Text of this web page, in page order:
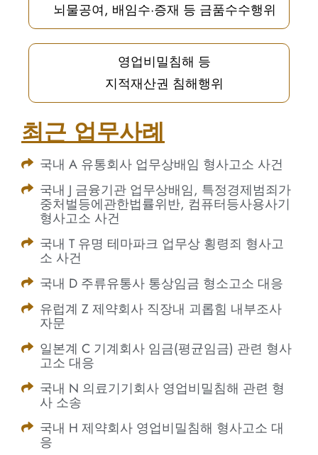
뇌물공여, 배임수·증재 등 금품수수행위
영업비밀침해 등
지적재산권 침해행위
최근 업무사례
국내 A 유통회사 업무상배임 형사고소 사건
국내 J 금융기관 업무상배임, 특정경제범죄가
중처벌등에관한법률위반, 컴퓨터등사용사기
형사고소 사건
국내 T 유명 테마파크 업무상 횡령죄 형사고
소 사건
국내 D 주류유통사 통상임금 형소고소 대응
유럽계 Z 제약회사 직장내 괴롭힘 내부조사
자문
일본계 C 기계회사 임금(평균임금) 관련 형사
고소 대응
국내 N 의료기기회사 영업비밀침해 관련 형
사 소송
국내 H 제약회사 영업비밀침해 형사고소 대
응